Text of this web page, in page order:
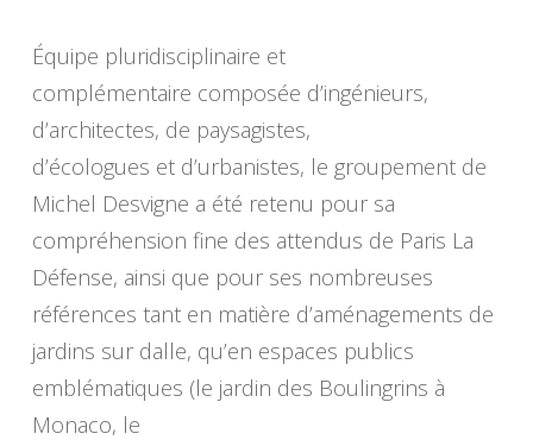
Équipe pluridisciplinaire et
complémentaire composée d’ingénieurs,
d’architectes, de paysagistes,
d’écologues et d’urbanistes, le groupement de
Michel Desvigne a été retenu pour sa
compréhension fine des attendus de Paris La
Défense, ainsi que pour ses nombreuses
références tant en matière d’aménagements de
jardins sur dalle, qu’en espaces publics
emblématiques (le jardin des Boulingrins à
Monaco, le